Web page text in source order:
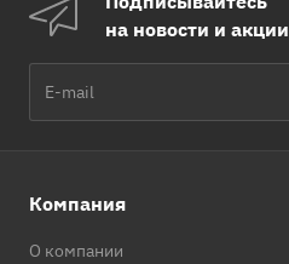
на новости и акции
Компания
О компании